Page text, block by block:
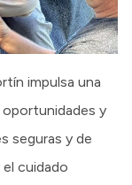
impulsa una
oportunidades y
seguras y de
el cuidado